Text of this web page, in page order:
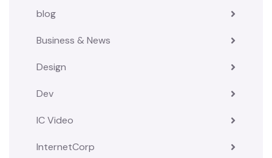
blog
Business & News
Design
Dev
IC Video
InternetCorp